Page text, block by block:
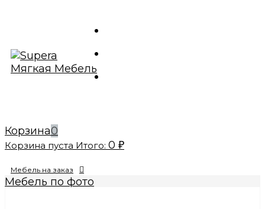
Корзина0
Корзина пуста Итого: 0 ₽
Мебель на заказ
Мебель по фото